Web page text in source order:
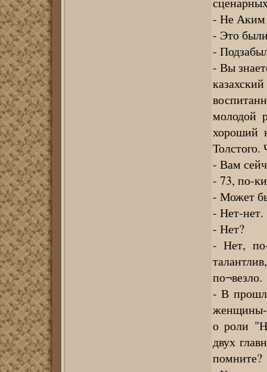
- Не Аким
- Это
-
- Вы
молодой
хороший
Толстого.
- Вам
- 73, по-
- Может
- Нет-нет.
- Нет?
- Нет,
по¬везло.
- В
женщины-
о роли
двух
помните?